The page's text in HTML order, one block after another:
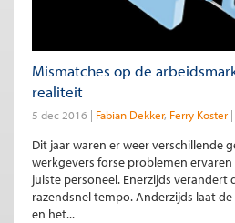
Mismatches op de
realiteit
5 dec 2016 Fabian Dekker Ferry Koster
Dit jaar waren er weer verschillende
werkgevers forse problemen
juiste personeel. Enerzijds verandert
razendsnel tempo. Anderzijds laat
en het...